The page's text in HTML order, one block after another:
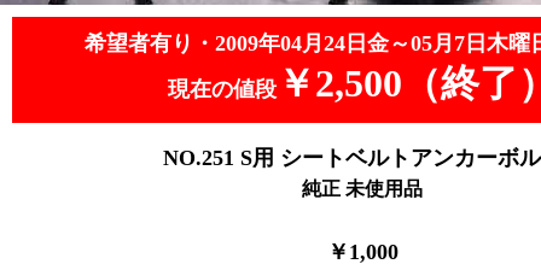
希望者有り・2009年04月24日金～05月7日木曜
現在の値段 ￥2,500（終了
NO.251 S用 シートベルトアンカーボ
純正 未使用品
￥1,000